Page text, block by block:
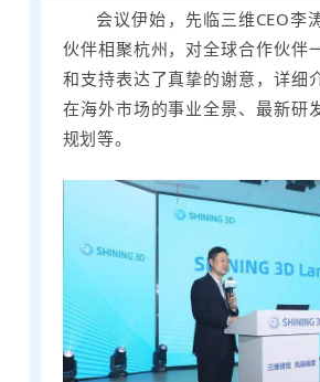
会议伊始，先临三维CEO李
伙伴相聚杭州，对全球合作伙伴
和支持表达了真挚的谢意，详细
在海外市场的事业全景、最新研
规划等。